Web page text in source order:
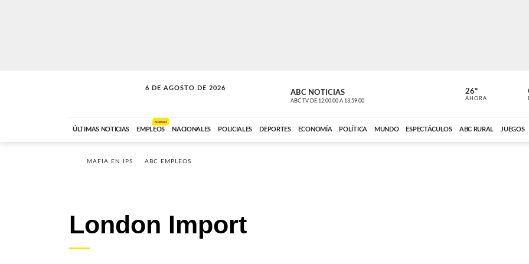
6 DE AGOSTO DE 2026
A DE LA TARDE ABC NOTICIAS
ABC TV DE 12:00:00 A 13:59:00
CARDINAL
ABC CARDINAL
26º
AHORA
ÚLTIMAS NOTICIAS EMPLEOS
NUEVO
NACIONALES POLICIALES DEPORTES ECONOMÍA POLÍTICA MUNDO ESPECTÁCULOS ABC RURAL JUEGOS
MAFIA EN IPS ABC EMPLEOS
London Import